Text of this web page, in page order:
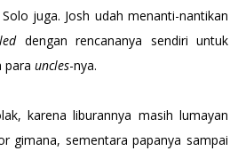
juga. Josh udah menanti-nantikan
dengan rencananya sendiri untuk
para uncles-nya.
karena liburannya masih lumayan
gimana, sementara papanya sampai